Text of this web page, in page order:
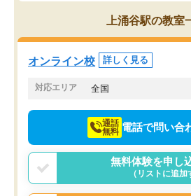
を的確に指導いただき、子どももびっ
くりするほど楽しんでやる気を持って
塾を受けています。狙い通り、少しず
つ成績も上がり、苦手意識も無くなっ
てきたので、さらに苦手な数学も追加
でお願いしました。来年の高校受験に
上涌谷駅の教室
オンライン校 詳しく見る
対応エリア 全国
通話
無料 電話で問い合
無料体験を申し
（リストに追加